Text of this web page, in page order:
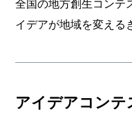
全国の地方創生コンテ
イデアが地域を変える
アイデアコン